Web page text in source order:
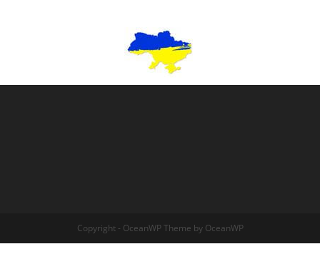
Copyright - OceanWP Theme by OceanWP